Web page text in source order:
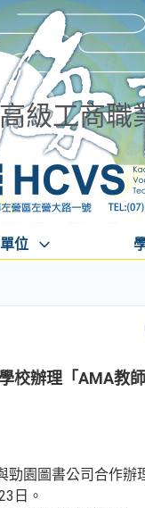
級工商職
位
校辦理「AMA教
勁園圖書公司合作辦
日。